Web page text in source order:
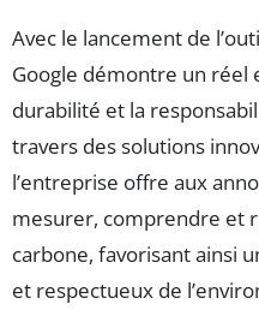
Avec le lancement de
Google démontre un réel
durabilité et la
travers des solutions
l’entreprise offre aux
mesurer, comprendre et
carbone, favorisant ainsi
et respectueux de